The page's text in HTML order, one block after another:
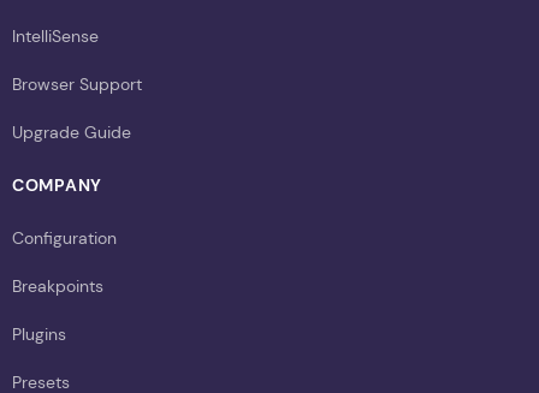
IntelliSense
Browser Support
Upgrade Guide
COMPANY
Configuration
Breakpoints
Plugins
Presets